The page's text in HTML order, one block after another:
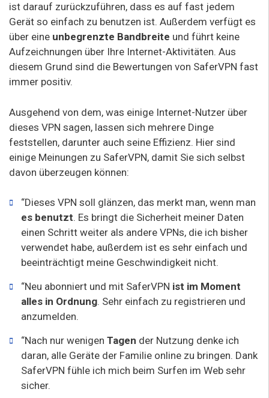
ist darauf zurückzuführen, dass es auf fast jedem
Gerät so einfach zu benutzen ist. Außerdem verfügt es
über eine unbegrenzte Bandbreite und führt keine
Aufzeichnungen über Ihre Internet-Aktivitäten. Aus
diesem Grund sind die Bewertungen von SaferVPN fast
immer positiv.
Ausgehend von dem, was einige Internet-Nutzer über
dieses VPN sagen, lassen sich mehrere Dinge
feststellen, darunter auch seine Effizienz. Hier sind
einige Meinungen zu SaferVPN, damit Sie sich selbst
davon überzeugen können:
“Dieses VPN soll glänzen, das merkt man, wenn man
es benutzt. Es bringt die Sicherheit meiner Daten
einen Schritt weiter als andere VPNs, die ich bisher
verwendet habe, außerdem ist es sehr einfach und
beeinträchtigt meine Geschwindigkeit nicht.
“Neu abonniert und mit SaferVPN ist im Moment
alles in Ordnung. Sehr einfach zu registrieren und
anzumelden.
“Nach nur wenigen Tagen der Nutzung denke ich
daran, alle Geräte der Familie online zu bringen. Dank
SaferVPN fühle ich mich beim Surfen im Web sehr
sicher.